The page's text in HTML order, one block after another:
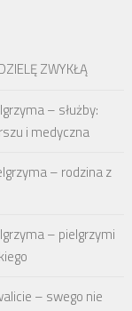
ZWYKŁĄ
– służby:
i medyczna
– rodzina z
– pielgrzymi
– swego nie